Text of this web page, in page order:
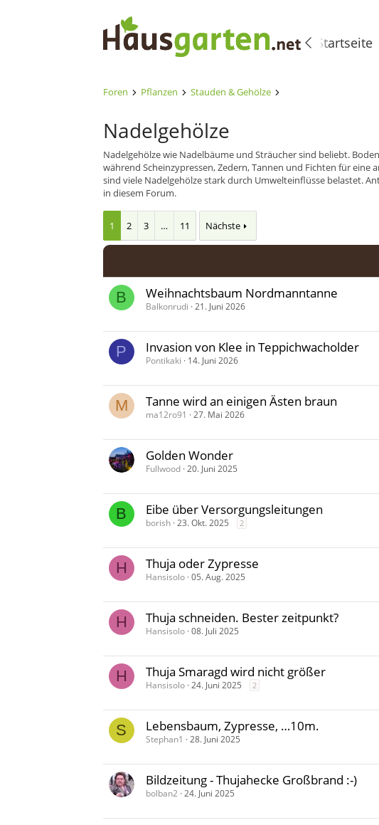
Startseite
Foren Pflanzen Stauden & Gehölze
Nadelgehölze
Nadelgehölze wie Nadelbäume und Sträucher sind beliebt.
während Scheinzypressen, Zedern, Tannen und Fichten für
sind viele Nadelgehölze stark durch Umwelteinflüsse belastet.
in diesem Forum.
1 2 3 … 11 Nächste
B Weihnachtsbaum Nordmanntanne
Balkonrudi 21. Juni 2026
P Invasion von Klee in Teppichwacholder
Pontikaki 14. Juni 2026
M Tanne wird an einigen Ästen braun
ma12ro91 27. Mai 2026
Golden Wonder
Fullwood 20. Juni 2025
B Eibe über Versorgungsleitungen
borish 23. Okt. 2025 2
H Thuja oder Zypresse
Hansisolo 05. Aug. 2025
H Thuja schneiden. Bester zeitpunkt?
Hansisolo 08. Juli 2025
H Thuja Smaragd wird nicht größer
Hansisolo 24. Juni 2025 2
S Lebensbaum, Zypresse, …10m.
Stephan1 28. Juni 2025
Bildzeitung - Thujahecke Großbrand :-)
bolban2 24. Juni 2025